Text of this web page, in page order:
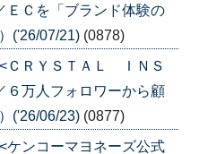
Ｃを「ブランド体験の
('26/07/21) (0878)
ＣＲＹＳＴＡＬ ＩＮＳ
万人フォロワーから顧
('26/06/23) (0877)
ンコーマヨネーズ公式